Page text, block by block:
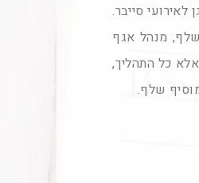
סייבר.
מנהל אגף
כל התהליך,
שלף.